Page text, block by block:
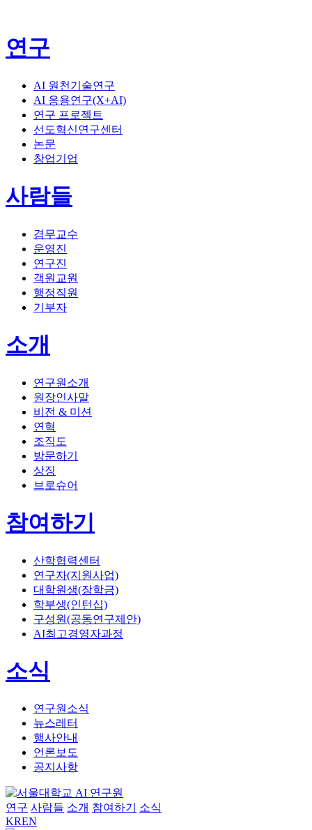
연구
AI 원천기술연구
AI 응용연구(X+AI)
연구 프로젝트
선도혁신연구센터
논문
창업기업
사람들
겸무교수
운영진
연구진
객원교원
행정직원
기부자
소개
연구원소개
원장인사말
비전 & 미션
연혁
조직도
방문하기
상징
브로슈어
참여하기
산학협력센터
연구자(지원사업)
대학원생(장학금)
학부생(인턴십)
구성원(공동연구제안)
AI최고경영자과정
소식
연구원소식
뉴스레터
행사안내
언론보도
공지사항
연구 사람들 소개 참여하기
소식
KREN